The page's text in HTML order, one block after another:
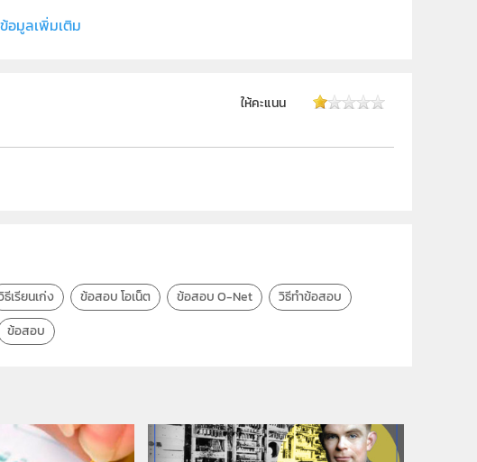
อมูลเพิ่มเติม
ให้คะแนน
ธีเรียนเก่ง ข้อสอบ โอเน็ต ข้อสอบ O-Net
วิธีทำข้อสอบ
ข้อสอบ